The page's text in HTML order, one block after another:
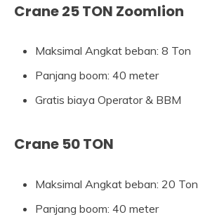
Crane 25 TON Zoomlion
Maksimal Angkat beban: 8 Ton
Panjang boom: 40 meter
Gratis biaya Operator & BBM
Crane 50 TON
Maksimal Angkat beban: 20 Ton
Panjang boom: 40 meter